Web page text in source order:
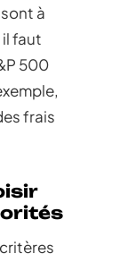
à
il faut
500
frais